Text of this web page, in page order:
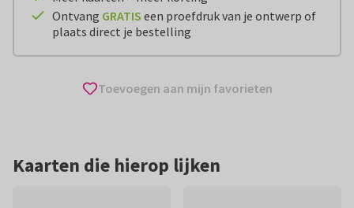
Ontvang GRATIS een proefdruk van je ontwerp of
plaats direct je bestelling
Toevoegen aan mijn favorieten
Kaarten die hierop lijken